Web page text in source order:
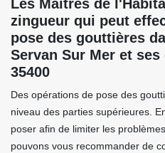
Les Maitres de
zingueur qui peut
pose des gouttières
Servan Sur Mer et
35400
Des opérations de pose des
niveau des parties supérieures.
poser afin de limiter les
pouvons vous recommander de